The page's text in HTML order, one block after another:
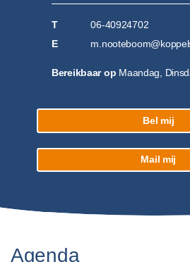
T
06-40924702
E
Bereikbaar op Maandag,
Bel mij
Mail mij
Agenda